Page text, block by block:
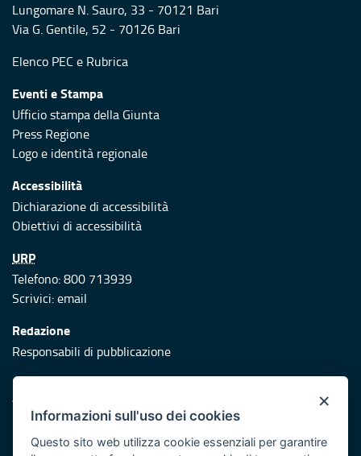
Lungomare N. Sauro, 33 - 70121 Bari
Via G. Gentile, 52 - 70126 Bari
Elenco PEC e Rubrica
Eventi e Stampa
Ufficio stampa della Giunta
Press Regione
Logo e identità regionale
Accessibilità
Dichiarazione di accessibilità
Obiettivi di accessibilità
URP
Telefono: 800 713939
Scrivici:email
Redazione
Responsabili di pubblicazione
Protezione civile
Vai al sito di Protezione Civile Puglia
Iniziativa finanziata con risorse del POR Puglia 2014/2020 -
×
Informazioni sull'uso dei cookies
Questo sito web utilizza cookie essenziali per garantire